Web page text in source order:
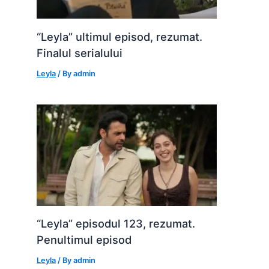
“Leyla” ultimul episod, rezumat.
Finalul serialului
Leyla / Byadmin
“Leyla” episodul 123, rezumat.
Penultimul episod
Leyla / Byadmin